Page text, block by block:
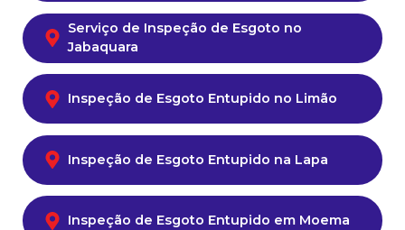
Serviço de Inspeção de Esgoto no
Jabaquara
Inspeção de Esgoto Entupido no Limão
Inspeção de Esgoto Entupido na Lapa
Inspeção de Esgoto Entupido em Moema